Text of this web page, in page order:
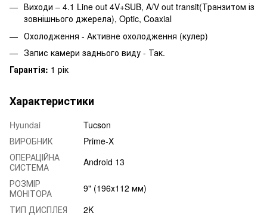
Виходи – 4.1 Line out 4V+SUB, A/V out transit(Транзитом із
зовнішнього джерела), Optic, Coaxial
Охолодження - Активне охолодження (кулер)
Запис камери заднього виду - Так.
Гарантія: 1 рік
Характеристики
Hyundai
Tucson
ВИРОБНИК
Prime-X
ОПЕРАЦІЙНА
СИСТЕМА
Android 13
РОЗМІР
МОНІТОРА
9" (196х112 мм)
ТИП ДИСПЛЕЯ
2K